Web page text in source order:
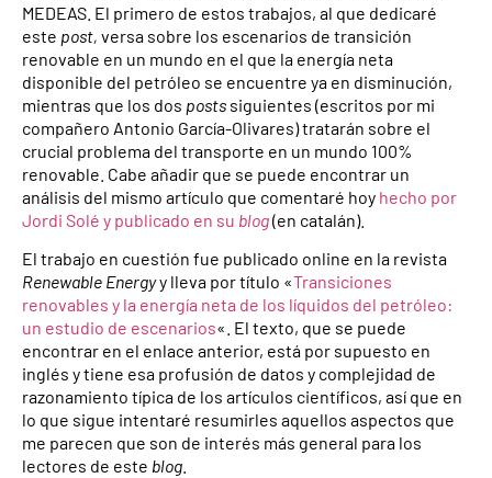
MEDEAS. El primero de estos trabajos, al que dedicaré
este post, versa sobre los escenarios de transición
renovable en un mundo en el que la energía neta
disponible del petróleo se encuentre ya en disminución,
mientras que los dos posts siguientes (escritos por mi
compañero Antonio García-Olivares) tratarán sobre el
crucial problema del transporte en un mundo 100%
renovable. Cabe añadir que se puede encontrar un
análisis del mismo artículo que comentaré hoy hecho por
Jordi Solé y publicado en su blog(en catalán).
El trabajo en cuestión fue publicado online en la revista
Renewable Energyy lleva por título «Transiciones
renovables y la energía neta de los líquidos del petróleo:
un estudio de escenarios«. El texto, que se puede
encontrar en el enlace anterior, está por supuesto en
inglés y tiene esa profusión de datos y complejidad de
razonamiento típica de los artículos científicos, así que en
lo que sigue intentaré resumirles aquellos aspectos que
me parecen que son de interés más general para los
lectores de este blog